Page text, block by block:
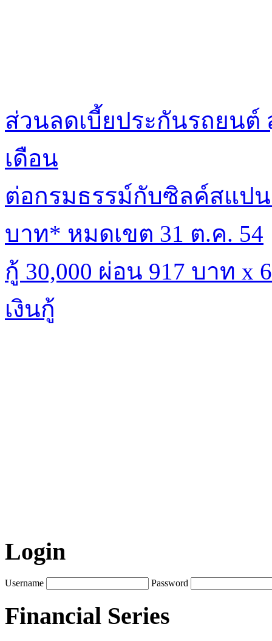
ส่วนลดเบี้ยประกันรถยนต์
เดือน
ต่อกรมธรรม์กับซิลค์สแป
บาท* หมดเขต 31 ต.ค. 54
กู้ 30,000 ผ่อน 917 บาท x
เงินกู้
Login
Username Password
Financial Series